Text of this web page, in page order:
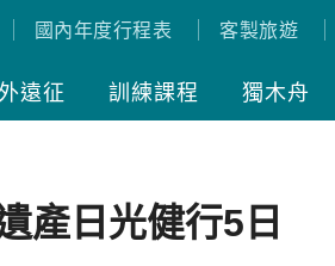
國內年度行程表 客製旅遊
遠征 訓練課程 獨木舟
產日光健行5日